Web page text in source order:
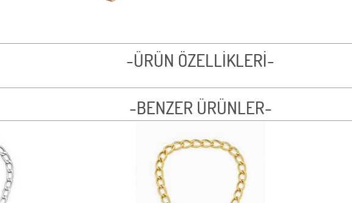
-ÜRÜN ÖZELLİKLERİ-
-BENZER ÜRÜNLER-